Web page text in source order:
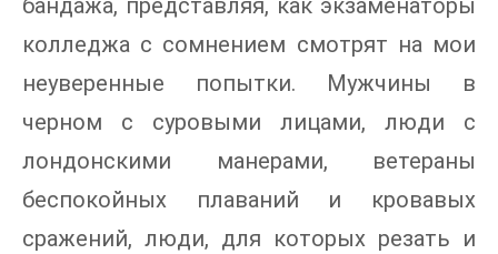
бандажа, представляя, как экзаменаторы
колледжа с сомнением смотрят на мои
неуверенные попытки. Мужчины в
черном с суровыми лицами, люди с
лондонскими манерами, ветераны
беспокойных плаваний и кровавых
сражений, люди, для которых резать и